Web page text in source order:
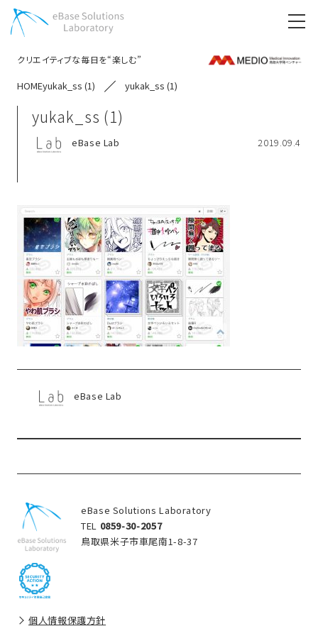
クリエイティブな毎日を“楽しむ”
HOMEyukak_ss (1) yukak_ss (1)
yukak_ss (1)
eBase Lab 2019.09.4
eBase Lab
eBase Solutions Laboratory
TEL 0859-30-2057
鳥取県米子市車尾南1-8-37
個人情報保護方針